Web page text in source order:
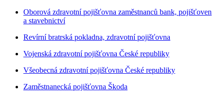
Oborová zdravotní pojišťovna zaměstnanců bank, pojišťoven
a stavebnictví
Revírní bratrská pokladna, zdravotní pojišťovna
Vojenská zdravotní pojišťovna České republiky
Všeobecná zdravotní pojišťovna České republiky
Zaměstnanecká pojišťovna Škoda